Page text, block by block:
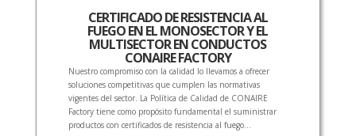
CERTIFICADO DE RESISTENCIA AL
FUEGO EN EL MONOSECTOR Y EL
MULTISECTOR EN CONDUCTOS
CONAIRE FACTORY
Nuestro compromiso con la calidad lo llevamos a ofrecer
soluciones competitivas que cumplen las normativas
vigentes del sector. La Política de Calidad de CONAIRE
Factory tiene como propósito fundamental el suministrar
productos con certificados de resistencia al fuego...